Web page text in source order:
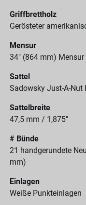
Griffbrettholz
Gerösteter
Mensur
34" (864 mm) Mensur
Sattel
Sadowsky Just-A-Nut
Sattelbreite
47,5 mm / 1,875"
# Bünde
21 handgerundete
mm)
Einlagen
Weiße Punkteinlagen